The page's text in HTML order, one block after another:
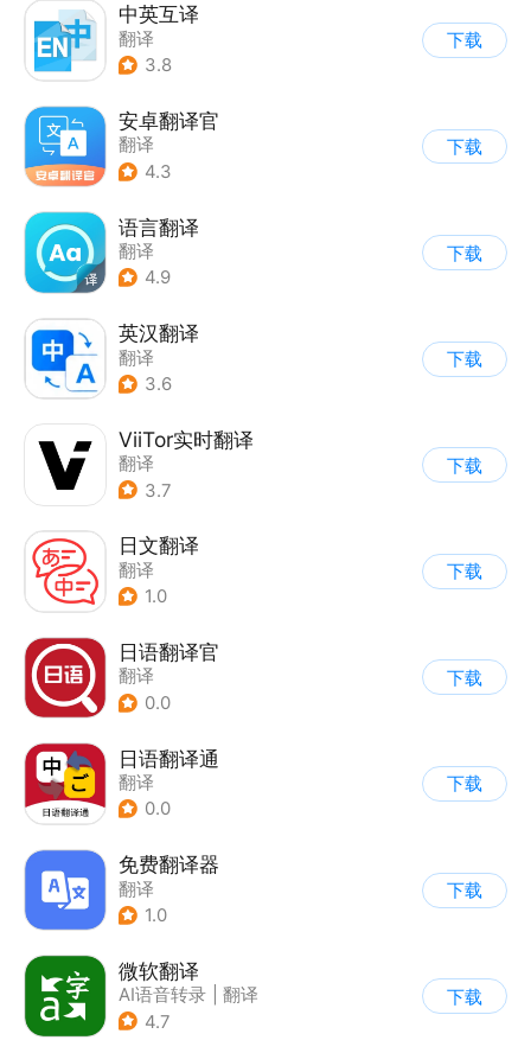
中英互译
翻译
3.8
下载
安卓翻译官
翻译
4.3
下载
语言翻译
翻译
4.9
下载
英汉翻译
翻译
3.6
下载
ViiTor实时翻译
翻译
3.7
下载
日文翻译
翻译
1.0
下载
日语翻译官
翻译
0.0
下载
日语翻译通
翻译
0.0
下载
免费翻译器
翻译
1.0
下载
微软翻译
AI语音转录
翻译
4.7
下载